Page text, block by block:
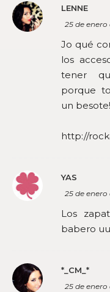
LENNE
25 de enero
Jo qué
los
tener
porque
un
http://
YAS
25 de enero
Los
babero
*_CM_*
25 de enero